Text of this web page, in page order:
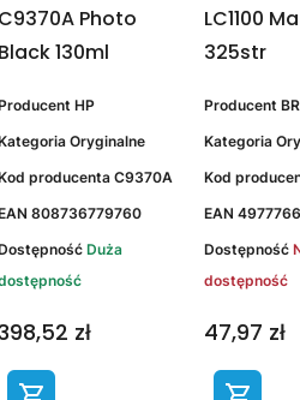
C9370A Photo
Black 130ml
HP
Oryginalne
producenta C9370A
808736779760
Duża
zł
LC1100
325str
Producent
Kategoria
Kod
EAN
Dostępność
dostępność
47,97 zł